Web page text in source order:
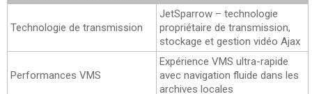
Technologie de transmission
JetSparrow – technologie
propriétaire de transmission,
stockage et gestion vidéo Ajax
Performances VMS
Expérience VMS ultra-rapide
avec navigation fluide dans les
archives locales